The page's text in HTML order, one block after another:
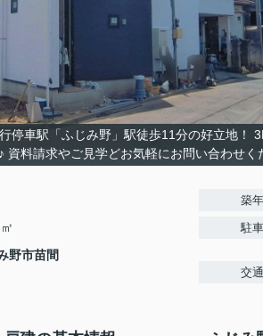
車駅「ふじみ野」駅徒歩11分の好立地！
料請求やご見学どお気軽にお問い合わせく
野市苗間
築年
駐車
交通